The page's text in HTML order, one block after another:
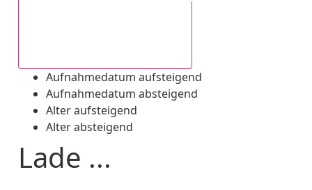
Aufnahmedatum aufsteigend
Aufnahmedatum absteigend
Alter aufsteigend
Alter absteigend
Lade ...